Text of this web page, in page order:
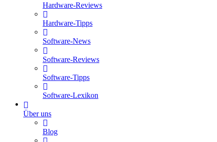
Hardware-Reviews
Hardware-Tipps
Software-News
Software-Reviews
Software-Tipps
Software-Lexikon
Über uns
Blog